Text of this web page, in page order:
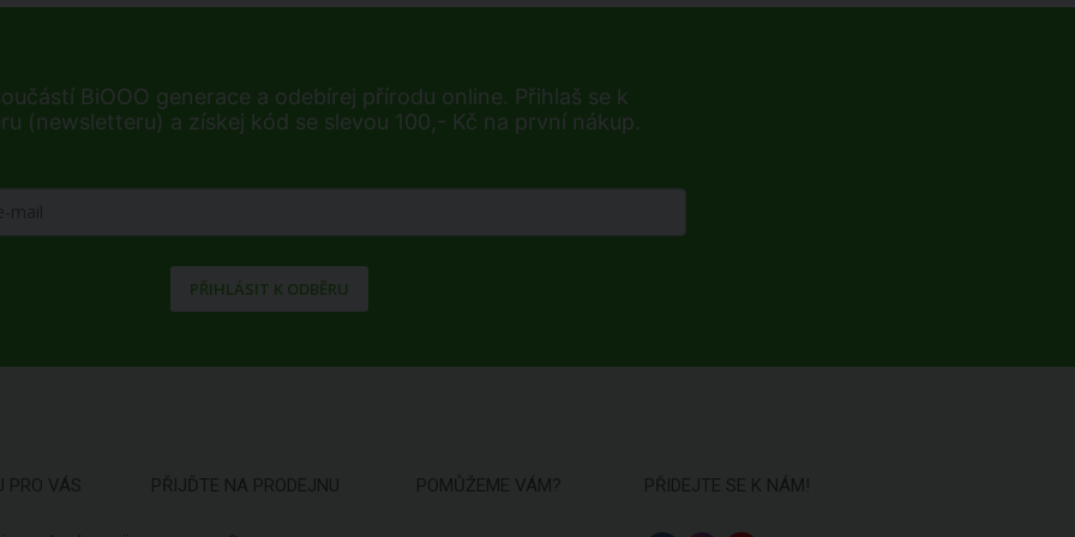
BiOOO generace a odebírej přírodu online. Přihlaš se k
(newsletteru) a získej kód se slevou 100,- Kč na první nákup.
PŘIHLÁSIT K ODBĚRU
PRO VÁS PŘIJĎTE NA PRODEJNU POMŮŽEME VÁM? PŘIDEJTE SE K NÁM!